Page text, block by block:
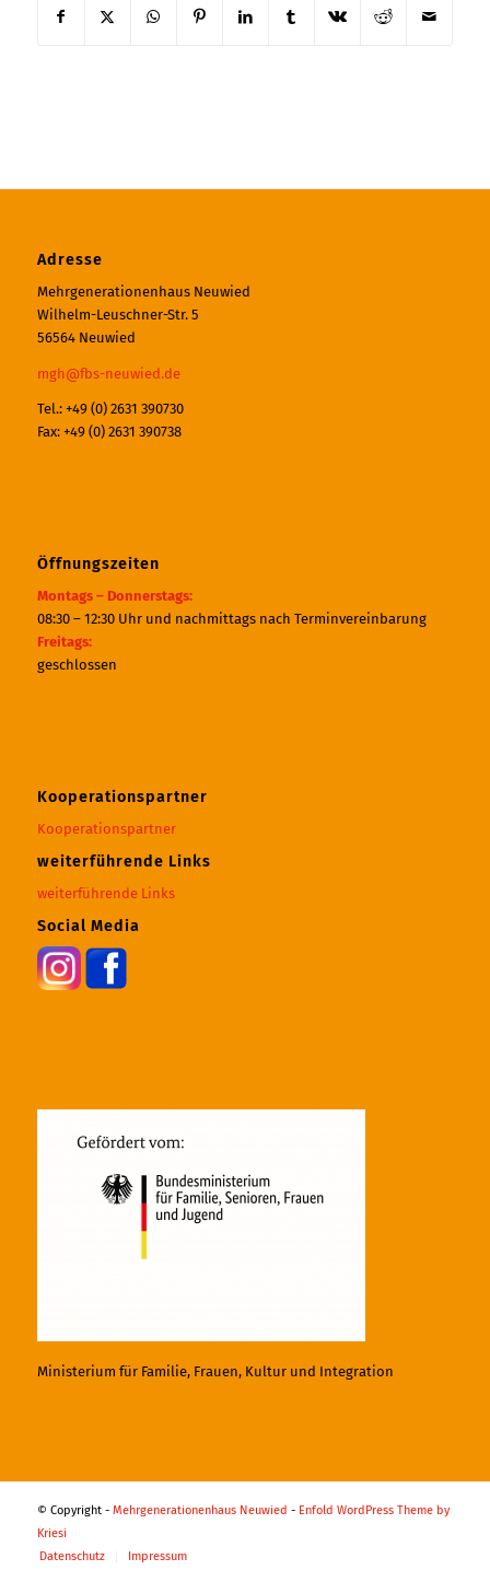
Adresse
Mehrgenerationenhaus Neuwied
Wilhelm-Leuschner-Str. 5
56564 Neuwied
mgh@fbs-neuwied.de
Tel.: +49 (0) 2631 390730
Fax: +49 (0) 2631 390738
Öffnungszeiten
Montags – Donnerstags:
08:30 – 12:30 Uhr und nachmittags nach Terminvereinbarung
Freitags:
geschlossen
Kooperationspartner
Kooperationspartner
weiterführende Links
weiterführende Links
Social Media
Ministerium für Familie, Frauen, Kultur und Integration
© Copyright - Mehrgenerationenhaus Neuwied - Enfold WordPress Theme by
Kriesi
Datenschutz
Impressum